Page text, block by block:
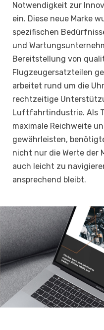
Notwendigkeit zur
ein. Diese neue Marke
spezifischen
und
Bereitstellung von
Flugzeugersatzteilen
arbeitet rund um die
rechtzeitige
Luftfahrtindustrie. Als
maximale Reichweite
gewährleisten,
nicht nur die Werte der
auch leicht zu
ansprechend bleibt.